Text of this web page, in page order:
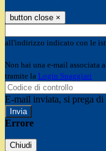
button close ×
all'indirizzo indicato con le
Non hai una e-mail associata
tramite la Login Spaggiari
E-mail inviata, si prega di
Errore
Chiudi